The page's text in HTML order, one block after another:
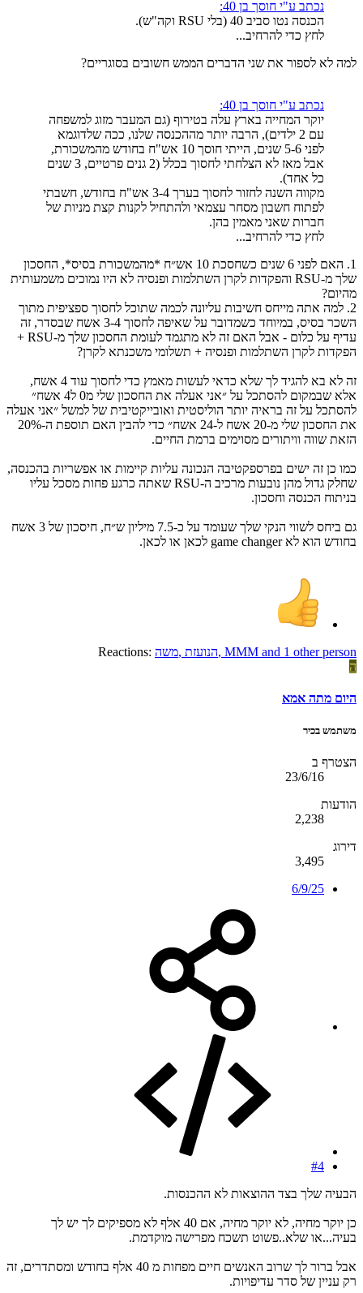
נכתב ע"י חוסך בן 40:
הכנסה נטו סביב 40 (בלי RSU וקה"ש).
לחץ כדי להרחיב...
למה לא לספור את שני הדברים הממש חשובים בסוגריים?
נכתב ע"י חוסך בן 40:
יוקר המחייה בארץ עלה בטירוף (גם המעבר מזוג למשפחה
עם 2 ילדים), הרבה יותר מההכנסה שלנו, ככה שלדוגמא
לפני 5-6 שנים, הייתי חוסך 10 אש"ח בחודש מהמשכורת,
אבל מאז לא הצלחתי לחסוך בכלל (2 גנים פרטיים, 3 שנים
כל אחד).
מקווה השנה לחזור לחסוך בערך 3-4 אש"ח בחודש, חשבתי
לפתוח חשבון מסחר עצמאי ולהתחיל לקנות קצת מניות של
חברות שאני מאמין בהן.
לחץ כדי להרחיב...
1. האם לפני 6 שנים כשחסכת 10 אש״ח *מהמשכורת בסיס*, החסכון
שלך מ-RSU והפקדות לקרן השתלמות ופנסיה לא היו נמוכים משמעותית
מהיום?
2. למה אתה מייחס חשיבות עליונה לכמה שתוכל לחסוך ספציפית מתוך
השכר בסיס, במיוחד כשמדובר על שאיפה לחסוך 3-4 אשח שבסדר, זה
עדיף על כלום - אבל האם זה לא מתגמד לעומת החסכון שלך מ-RSU +
הפקדות לקרן השתלמות ופנסיה + תשלומי משכנתא לקרן?
זה לא בא להגיד לך שלא כדאי לעשות מאמץ כדי לחסוך עוד 4 אשח,
אלא שבמקום להסתכל על ״אני אעלה את החסכון שלי מ0 ל4 אשח״
להסתכל על זה בראיה יותר הוליסטית ואובייקטיבית של למשל ״אני אעלה
את החסכון שלי מ-20 אשח ל-24 אשח״ כדי להבין האם תוספת ה-20%
הזאת שווה וויתורים מסוימים ברמת החיים.
כמו כן זה ישים בפרספקטיבה הנכונה עליות קיימות או אפשריות בהכנסה,
שחלק גדול מהן נובעות מרכיב ה-RSU שאתה כרגע פחות מסכל עליו
בניתוח הכנסה וחסכון.
גם ביחס לשווי הנקי שלך שעומד על כ-7.5 מיליון ש״ח, חיסכון של 3 אשח
בחודש הוא לא game changer לכאן או לכאן.
Reactions: משה, הנועזת, MMM and 1 other person
ה
היום מתה אמא
משתמש בכיר
הצטרף ב
23/6/16
הודעות
2,238
דירוג
3,495
6/9/25
#4
הבעיה שלך בצד ההוצאות לא ההכנסות.
כן יוקר מחיה, לא יוקר מחיה, אם 40 אלף לא מספיקים לך יש לך
בעיה...או שלא..פשוט תשכח מפרישה מוקדמת.
אבל ברור לך שרוב האנשים חיים מפחות מ 40 אלף בחודש ומסתדרים, זה
רק עניין של סדר עדיפויות.